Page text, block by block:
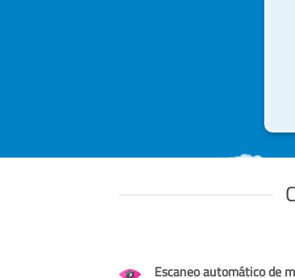
Escaneo automático de